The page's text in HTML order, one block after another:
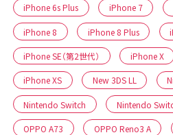
iPhone 6s Plus iPhone 7
iPhone 8 iPhone 8 Plus
iPhone SE（第2世代） iPhone X
iPhone XS New 3DS LL
Nintendo Switch Nintendo
OPPO A73 OPPO Reno3 A